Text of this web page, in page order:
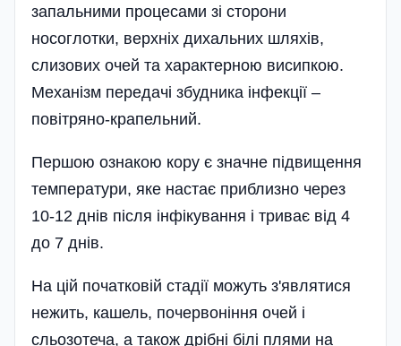
запальними процесами зі сторони
носоглотки, верхніх дихальних шляхів,
слизових очей та характерною висипкою.
Механізм переда­чі збудника ін­фек­ції –
повітряно-крапельний.
Першою ознакою кору є значне підвищення
температури, яке настає приблизно через
10-12 днів після інфікування і триває від 4
до 7 днів.
На цій початковій стадії можуть з'являтися
нежить, кашель, почервоніння очей і
сльозотеча, а також дрібні білі плями на